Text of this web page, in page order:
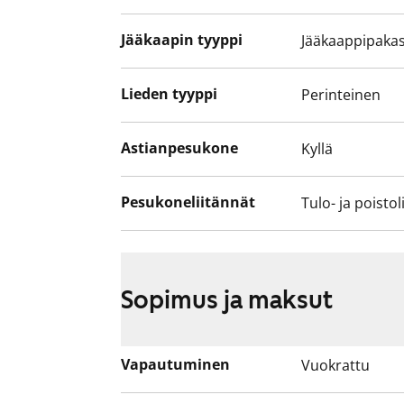
Jääkaapin tyyppi
Lieden tyyppi Perinteinen
Astianpesukone Kyllä
Pesukoneliitännät Tulo- ja
Sopimus ja maksut
Vapautuminen Vuokrattu